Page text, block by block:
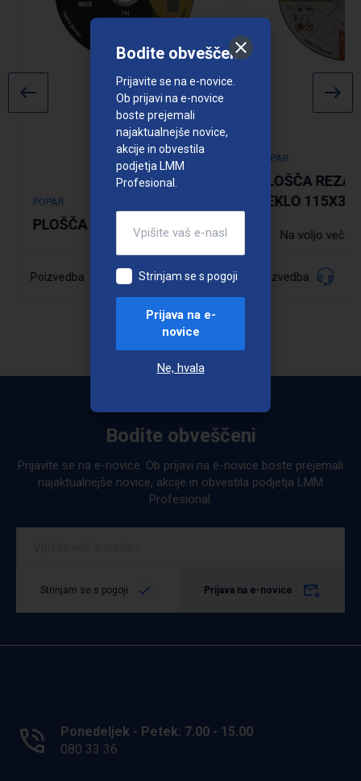
POPAR
PLOŠČA REZALNA ZA INOX
Poizvedba Šifra: 038394
Podrobno
POPAR
PLOŠČA
JEKLO
Na voljo več
Poizvedba
Bodite obveščeni
Prijavite se na e-novice. Ob prijavi na e-novice boste prejemali
najaktualnejše novice, akcije in obvestila podjetja LMM
Profesional.
Strinjam se s pogoji Prijava na e-novice
Ponedeljek - Petek: 7.00 - 15.00
080 33 36
Bodite obveščeni
Prijavite se na e-novice.
Ob prijavi na e-novice
boste prejemali
najaktualnejše novice,
akcije in obvestila
podjetja LMM
Profesional.
Strinjam se s pogoji
Prijava na e-
novice
Ne, hvala